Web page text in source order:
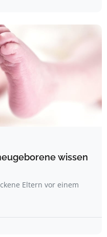
wissen
Eltern vor einem